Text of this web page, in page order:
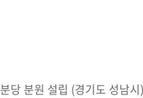
분당 분원 설립 (경기도 성남시)